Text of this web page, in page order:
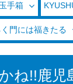
手箱
門には福きたる
ね!!鹿児